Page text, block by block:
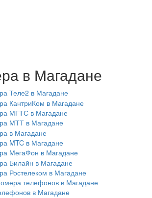
в Магадане
Теле2 в Магадане
КантриКом в Магадане
МГТС в Магадане
МТТ в Магадане
в Магадане
MTC в Магадане
МегаФон в Магадане
Билайн в Магадане
Ростелеком в Магадане
телефонов в Магадане
в Магадане